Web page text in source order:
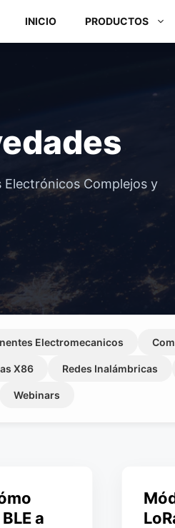
INICIO PRODUCTOS
Box PC y
Complejos y
Electromecanicos
X86 Redes Inalámbricas
Webinars
a